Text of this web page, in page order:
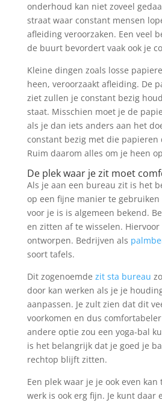
onderhoud kan niet zoveel
straat waar constant mensen
afleiding veroorzaken. Een veel
de buurt bevordert vaak ook je
Kleine dingen zoals losse
heen, veroorzaakt afleiding. De
ziet zullen je constant bezig
staat. Misschien moet je de
als je dan iets anders aan het
constant bezig met die papieren
Ruim daarom alles om je heen
De plek waar je zit moet
Als je aan een bureau zit is het
op een fijne manier te
voor je is is algemeen bekend.
en zitten af te wisselen.
ontworpen. Bedrijven als
soort tafels.
Dit zogenoemde zit sta bureau
door kan werken als je je
aanpassen. Je zult zien dat dit
voorkomen en dus
andere optie zou een yoga-bal
is het belangrijk dat je goed je
rechtop blijft zitten.
Een plek waar je je ook even
werk is ook erg fijn. Je kunt daar